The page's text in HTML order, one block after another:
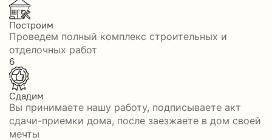
Построим
Проведем полный комплекс строительных и
отделочных работ
6
Сдадим
Вы принимаете нашу работу, подписываете акт
сдачи-приемки дома, после заезжаете в дом своей
мечты